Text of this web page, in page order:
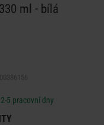
ml - bílá
5 pracovní dny